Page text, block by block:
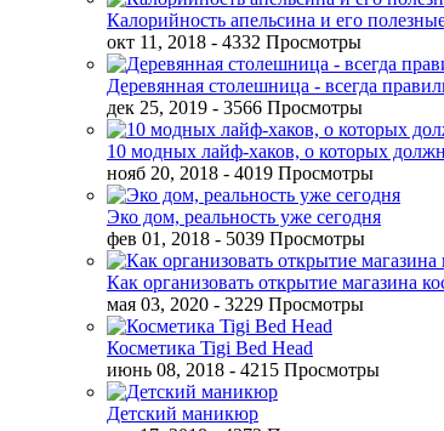
Калорийность апельсина и его
окт 11, 2018 - 4332 Просмотры
Деревянная столешница - всегда
дек 25, 2019 - 3566 Просмотры
10 модных лайф-хаков, о которых
нояб 20, 2018 - 4019 Просмотры
Эко дом, реальность уже сегодня
фев 01, 2018 - 5039 Просмотры
Как организовать открытие магазина
мая 03, 2020 - 3229 Просмотры
Косметика Tigi Bed Head
июнь 08, 2018 - 4215 Просмотры
Детский маникюр